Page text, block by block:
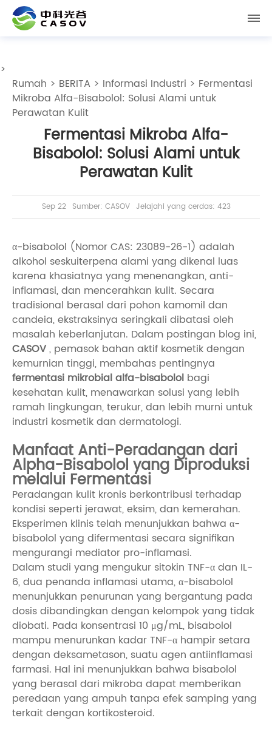
>
Rumah > BERITA > Informasi Industri > Fermentasi
Mikroba Alfa-Bisabolol: Solusi Alami untuk
Perawatan Kulit
Fermentasi Mikroba Alfa-
Bisabolol: Solusi Alami untuk
Perawatan Kulit
Sep 22 Sumber: CASOV Jelajahi yang cerdas: 423
α-bisabolol (Nomor CAS: 23089-26-1) adalah
alkohol seskuiterpena alami yang dikenal luas
karena khasiatnya yang menenangkan, anti-
inflamasi, dan mencerahkan kulit. Secara
tradisional berasal dari pohon kamomil dan
candeia, ekstraksinya seringkali dibatasi oleh
masalah keberlanjutan. Dalam postingan blog ini,
CASOV, pemasok bahan aktif kosmetik dengan
kemurnian tinggi, membahas pentingnya
fermentasi mikrobial alfa-bisabolol bagi
kesehatan kulit, menawarkan solusi yang lebih
ramah lingkungan, terukur, dan lebih murni untuk
industri kosmetik dan dermatologi.
Manfaat Anti-Peradangan dari
Alpha-Bisabolol yang Diproduksi
melalui Fermentasi
Peradangan kulit kronis berkontribusi terhadap
kondisi seperti jerawat, eksim, dan kemerahan.
Eksperimen klinis telah menunjukkan bahwa α-
bisabolol yang difermentasi secara signifikan
mengurangi mediator pro-inflamasi.
Dalam studi yang mengukur sitokin TNF-α dan IL-
6, dua penanda inflamasi utama, α-bisabolol
menunjukkan penurunan yang bergantung pada
dosis dibandingkan dengan kelompok yang tidak
diobati. Pada konsentrasi 10 μg/mL, bisabolol
mampu menurunkan kadar TNF-α hampir setara
dengan deksametason, suatu agen antiinflamasi
farmasi. Hal ini menunjukkan bahwa bisabolol
yang berasal dari mikroba dapat memberikan
peredaan yang ampuh tanpa efek samping yang
terkait dengan kortikosteroid.